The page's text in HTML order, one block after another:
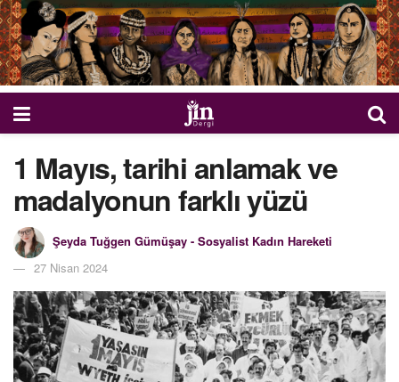
1 Mayıs, tarihi anlamak ve
madalyonun farklı yüzü
Şeyda Tuğgen Gümüşay - Sosyalist Kadın Hareketi
27 Nisan 2024